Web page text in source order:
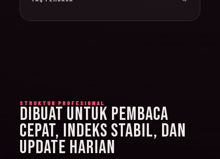
STRUKTUR PROFESIONAL
DIBUAT UNTUK PEMBACA
CEPAT, INDEKS STABIL, DAN
UPDATE HARIAN